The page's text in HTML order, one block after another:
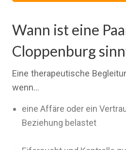
Wann ist eine
Cloppenburg
Eine therapeutische
wenn…
eine Affäre oder ein
Beziehung belastet